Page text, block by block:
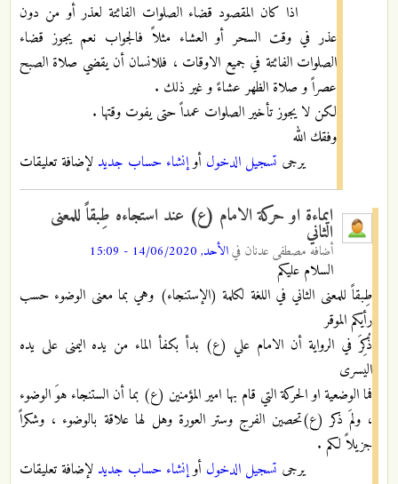
اذا كان المقصود قضاء الصلوات الفائتة لعذر أو من دون
عذر في وقت السحر أو العشاء مثلاً فالجواب نعم يجوز قضاء
الصلوات الفائتة في جميع الاوقات ، فللانسان أن يقضي صلاة الصبح
عصراً و صلاة الظهر عشاءً و غير ذلك .
لكن لا يجوز تأخير الصلوات عمداً حتى يفوت وقتها .
وفقك الله
يرجى تسجيل الدخول أوإنشاء حساب جديد لإضافة تعليقات
ايماءة او حركة الامام (ع) عند استجاءه طِبقاً للمعنى
الثاني
أضافه مصطفى عدنان فيالأحد, 14/06/2020 - 15:09
السلام عليكم
طِبقاً للمعنى الثاني في اللغة لكلمة (الإستنجاء) وهي بما معنى الوضوء حسب
رأيكم الموقر
ذُكِرَ في الرواية أن الامام علي (ع) بدأ بكفأ الماء من يده اليمنى على يده
اليسرى
فما الوضعية او الحركة التي قام بها امير المؤمنين (ع) بما أن الستنجاء هوَ الوضوء
، ولمَ ذكر (ع)تحصين الفرج وستر العورة وهل لها علاقة بالوضوء ، وشكراً
جزيلاً لكم .
يرجى تسجيل الدخول أوإنشاء حساب جديد لإضافة تعليقات